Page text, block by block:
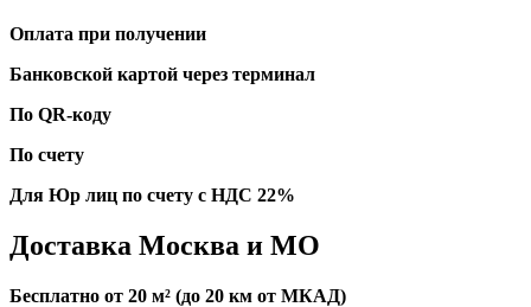
Оплата при получении
Банковской картой через терминал
По QR-коду
По счету
Для Юр лиц по счету с НДС 22%
Доставка Москва и МО
Бесплатно от 20 м² (до 20 км от МКАД)